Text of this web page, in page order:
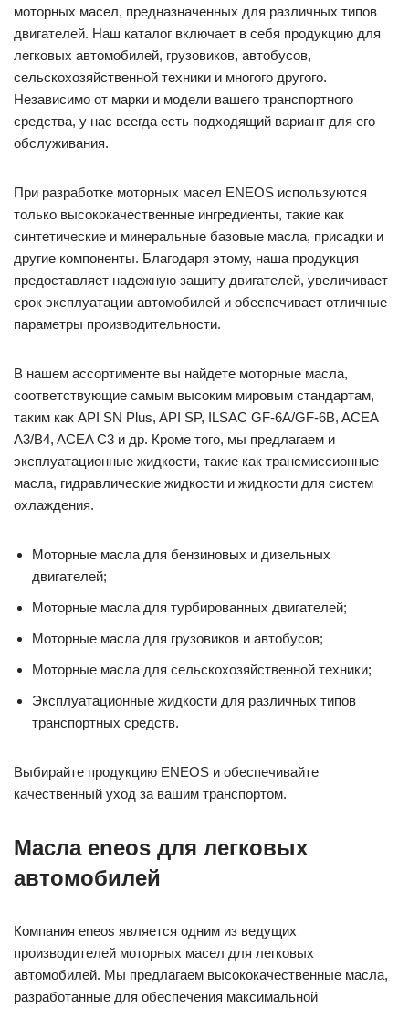
моторных масел, предназначенных для различных типов
двигателей. Наш каталог включает в себя продукцию для
легковых автомобилей, грузовиков, автобусов,
сельскохозяйственной техники и многого другого.
Независимо от марки и модели вашего транспортного
средства, у нас всегда есть подходящий вариант для его
обслуживания.
При разработке моторных масел ENEOS используются
только высококачественные ингредиенты, такие как
синтетические и минеральные базовые масла, присадки и
другие компоненты. Благодаря этому, наша продукция
предоставляет надежную защиту двигателей, увеличивает
срок эксплуатации автомобилей и обеспечивает отличные
параметры производительности.
В нашем ассортименте вы найдете моторные масла,
соответствующие самым высоким мировым стандартам,
таким как API SN Plus, API SP, ILSAC GF-6A/GF-6B, ACEA
A3/B4, ACEA C3 и др. Кроме того, мы предлагаем и
эксплуатационные жидкости, такие как трансмиссионные
масла, гидравлические жидкости и жидкости для систем
охлаждения.
Моторные масла для бензиновых и дизельных
двигателей;
Моторные масла для турбированных двигателей;
Моторные масла для грузовиков и автобусов;
Моторные масла для сельскохозяйственной техники;
Эксплуатационные жидкости для различных типов
транспортных средств.
Выбирайте продукцию ENEOS и обеспечивайте
качественный уход за вашим транспортом.
Масла eneos для легковых
автомобилей
Компания eneos является одним из ведущих
производителей моторных масел для легковых
автомобилей. Мы предлагаем высококачественные масла,
разработанные для обеспечения максимальной